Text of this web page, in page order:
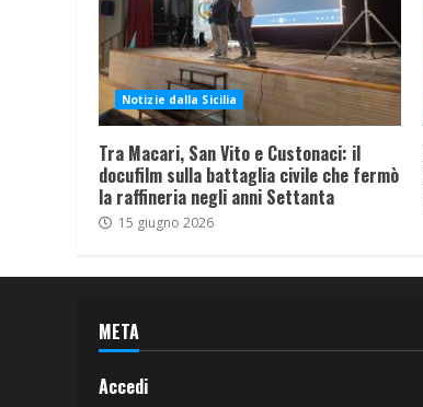
Notizie dalla Sicilia
Tra Macari, San Vito e Custonaci: il
docufilm sulla battaglia civile che fermò
la raffineria negli anni Settanta
15 giugno 2026
META
Accedi